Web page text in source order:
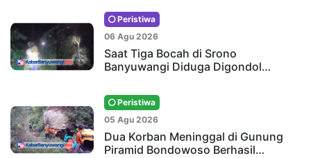
Peristiwa
06 Agu 2026
Saat Tiga Bocah di Srono
Banyuwangi Diduga Digondol…
Peristiwa
05 Agu 2026
Dua Korban Meninggal di Gunung
Piramid Bondowoso Berhasil…